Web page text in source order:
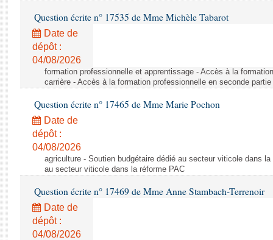
Question écrite n° 17535 de Mme Michèle Tabarot
Date de
dépôt :
04/08/2026
formation professionnelle et apprentissage - Accès à la
carrière - Accès à la formation professionnelle en seconde partie
Question écrite n° 17465 de Mme Marie Pochon
Date de
dépôt :
04/08/2026
agriculture - Soutien budgétaire dédié au secteur viticole dans
au secteur viticole dans la réforme PAC
Question écrite n° 17469 de Mme Anne Stambach-Terrenoir
Date de
dépôt :
04/08/2026